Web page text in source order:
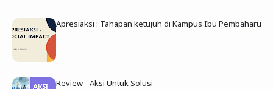
Apresiaksi : Tahapan ketujuh di Kampus Ibu Pembaharu
Review - Aksi Untuk Solusi